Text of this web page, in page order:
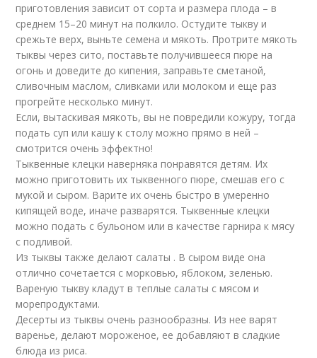
приготовления зависит от сорта и размера плода – в
среднем 15–20 минут на полкило. Остудите тыкву и
срежьте верх, выньте семена и мякоть. Протрите мякоть
тыквы через сито, поставьте получившееся пюре на
огонь и доведите до кипения, заправьте сметаной,
сливочным маслом, сливками или молоком и еще раз
прогрейте несколько минут.
Если, вытаскивая мякоть, вы не повредили кожуру, тогда
подать суп или кашу к столу можно прямо в ней –
смотрится очень эффектно!
Тыквенные клецки наверняка понравятся детям. Их
можно приготовить их тыквенного пюре, смешав его с
мукой и сыром. Варите их очень быстро в умеренно
кипящей воде, иначе разварятся. Тыквенные клецки
можно подать с бульоном или в качестве гарнира к мясу
с подливой.
Из тыквы также делают салаты . В сыром виде она
отлично сочетается с морковью, яблоком, зеленью.
Вареную тыкву кладут в теплые салаты с мясом и
морепродуктами.
Десерты из тыквы очень разнообразны. Из нее варят
варенье, делают мороженое, ее добавляют в сладкие
блюда из риса.